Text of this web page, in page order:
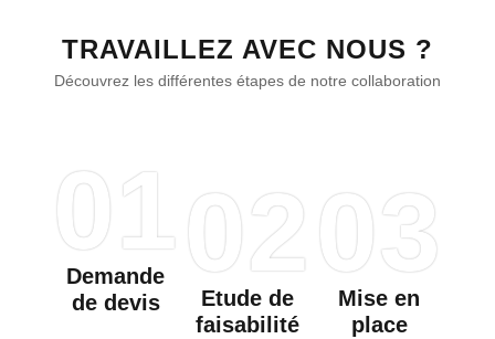
TRAVAILLEZ AVEC NOUS ?
Découvrez les différentes étapes de notre collaboration
01
Demande
de devis
02
Etude de
faisabilité
03
Mise en
place